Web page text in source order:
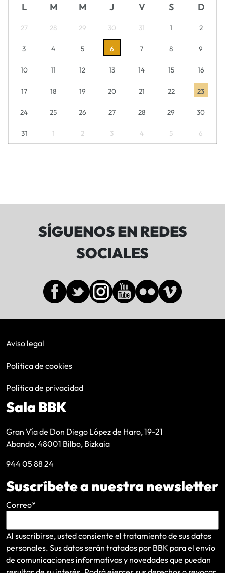
L M M J V S D
27 28 29 30 31 1 2
3 4 5 6 7 8 9
10 11 12 13 14 15 16
17 18 19 20 21 22 23
24 25 26 27 28 29 30
31 1 2 3 4 5 6
SÍGUENOS EN REDES
SOCIALES
Aviso legal
Política de cookies
Política de privacidad
Sala BBK
Gran Vía de Don Diego López de Haro, 19-21
Abando, 48001 Bilbo, Bizkaia
944 05 88 24
Suscríbete a nuestra newsletter
Correo*
Al suscribirse, usted consiente el tratamiento de sus datos
personales. Sus datos serán tratados por BBK para el envío
de comunicaciones informativas y novedades que puedan